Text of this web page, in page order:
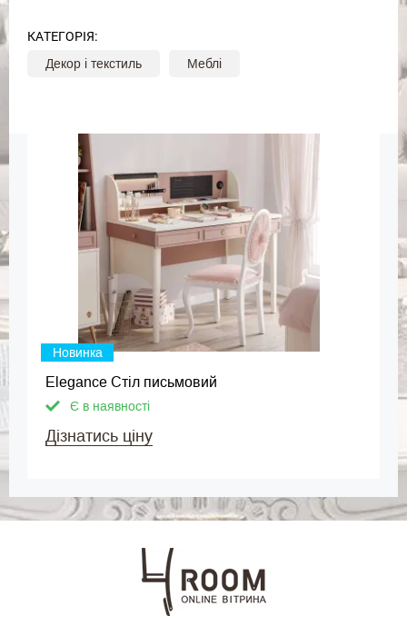
КАТЕГОРІЯ:
Декор і текстиль Меблі
Новинка
Elegance Стіл письмовий
Є в наявності
Дізнатись ціну